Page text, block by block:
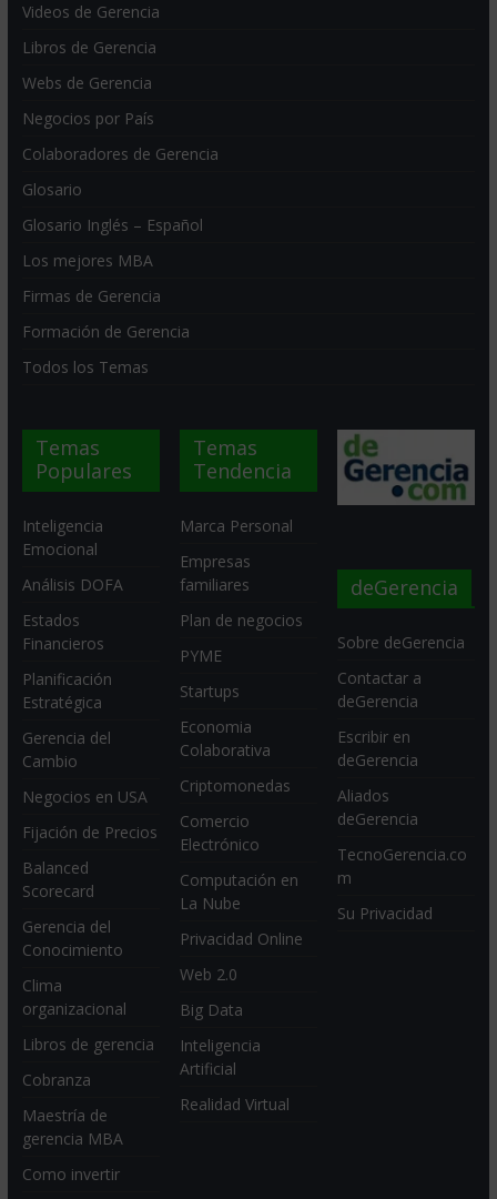
Videos de Gerencia
Libros de Gerencia
Webs de Gerencia
Negocios por País
Colaboradores de Gerencia
Glosario
Glosario Inglés – Español
Los mejores MBA
Firmas de Gerencia
Formación de Gerencia
Todos los Temas
Temas
Populares
Inteligencia
Emocional
Análisis DOFA
Estados
Financieros
Planificación
Estratégica
Gerencia del
Cambio
Negocios en USA
Fijación de Precios
Balanced
Scorecard
Gerencia del
Conocimiento
Clima
organizacional
Libros de gerencia
Cobranza
Maestría de
gerencia MBA
Como invertir
Temas
Tendencia
Marca Personal
Empresas
familiares
Plan de negocios
PYME
Startups
Economia
Colaborativa
Criptomonedas
Comercio
Electrónico
Computación en
La Nube
Privacidad Online
Web 2.0
Big Data
Inteligencia
Artificial
Realidad Virtual
deGerencia
Sobre deGerencia
Contactar a
deGerencia
Escribir en
deGerencia
Aliados
deGerencia
TecnoGerencia.co
m
Su Privacidad